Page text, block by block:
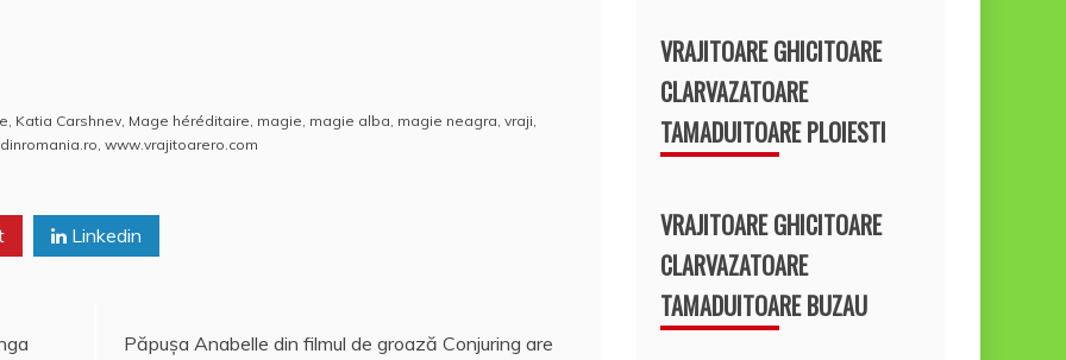
Katia Carshnev Mage héréditaire magie magie alba magie neagra vraji
www.vrajitoarero.com
Linkedin
Păpuşa Anabelle din filmul de groază Conjuring are
VRAJITOARE GHICITOARE
CLARVAZATOARE
TAMADUITOARE PLOIESTI
VRAJITOARE GHICITOARE
CLARVAZATOARE
TAMADUITOARE BUZAU